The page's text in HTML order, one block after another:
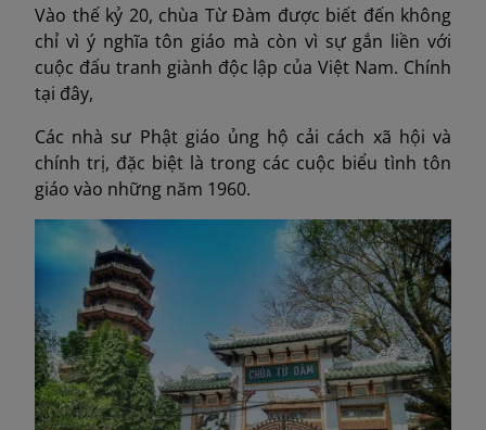
Vào thế kỷ 20, chùa Từ Đàm được biết đến không
chỉ vì ý nghĩa tôn giáo mà còn vì sự gắn liền với
cuộc đấu tranh giành độc lập của Việt Nam. Chính
tại đây,
Các nhà sư Phật giáo ủng hộ cải cách xã hội và
chính trị, đặc biệt là trong các cuộc biểu tình tôn
giáo vào những năm 1960.